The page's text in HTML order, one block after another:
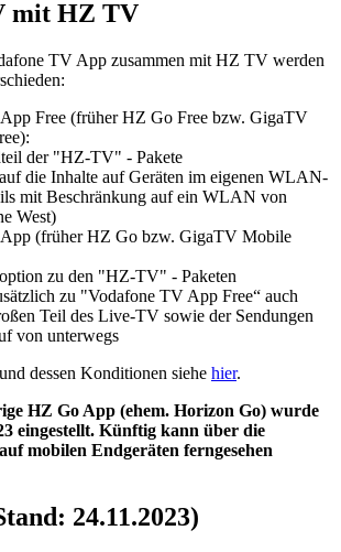
mit HZ TV
TV App zusammen mit HZ TV werden
Free (früher HZ Go Free bzw. GigaTV
der "HZ-TV" - Pakete
die Inhalte auf Geräten im eigenen WLAN-
mit Beschränkung auf ein WLAN von
West)
(früher HZ Go bzw. GigaTV Mobile
zu den "HZ-TV" - Paketen
zu "Vodafone TV App Free“ auch
Teil des Live-TV sowie der Sendungen
von unterwegs
dessen Konditionen siehe hier.
HZ Go App (ehem. Horizon Go) wurde
eingestellt. Künftig kann über die
mobilen Endgeräten ferngesehen
24.11.2023)